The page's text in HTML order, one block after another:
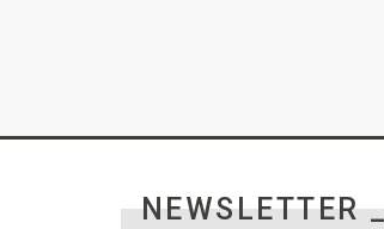
NEWSLETTER